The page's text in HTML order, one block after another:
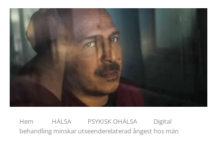
Hem HÄLSA PSYKISK OHÄLSA
Digital
behandling minskar utseenderelaterad ångest hos män